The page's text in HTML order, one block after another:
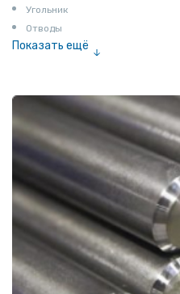
Угольник
Отводы
Показать ещё
Соединение «американка»
Штуцеры
Сгоны
Удлинители для труб
Крестовины
Контргайки